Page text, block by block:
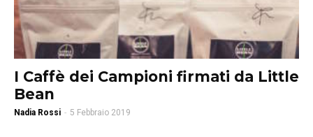
I Caffè dei Campioni firmati da Little
Bean
Nadia Rossi - 5 Febbraio 2019